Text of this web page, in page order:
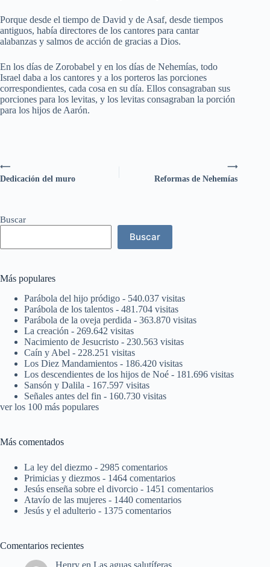
Porque desde el tiempo de David y de Asaf, desde tiempos
antiguos, había directores de los cantores para cantar
alabanzas y salmos de acción de gracias a Dios.
En los días de Zorobabel y en los días de Nehemías, todo
Israel daba a los cantores y a los porteros las porciones
correspondientes, cada cosa en su día. Ellos consagraban sus
porciones para los levitas, y los levitas consagraban la porción
para los hijos de Aarón.
⟶
Reformas de Nehemías
⟵
Dedicación del muro
Buscar
Buscar
Más populares
Parábola del hijo pródigo - 540.037 visitas
Parábola de los talentos - 481.704 visitas
Parábola de la oveja perdida - 363.870 visitas
La creación - 269.642 visitas
Nacimiento de Jesucristo - 230.563 visitas
Caín y Abel - 228.251 visitas
Los Diez Mandamientos - 186.420 visitas
Los descendientes de los hijos de Noé - 181.696 visitas
Sansón y Dalila - 167.597 visitas
Señales antes del fin - 160.730 visitas
ver los 100 más populares
Más comentados
La ley del diezmo - 2985 comentarios
Primicias y diezmos - 1464 comentarios
Jesús enseña sobre el divorcio - 1451 comentarios
Atavío de las mujeres - 1440 comentarios
Jesús y el adulterio - 1375 comentarios
Comentarios recientes